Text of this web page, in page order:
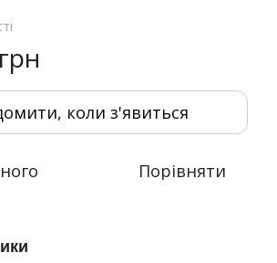
коли з'явиться
Порівняти